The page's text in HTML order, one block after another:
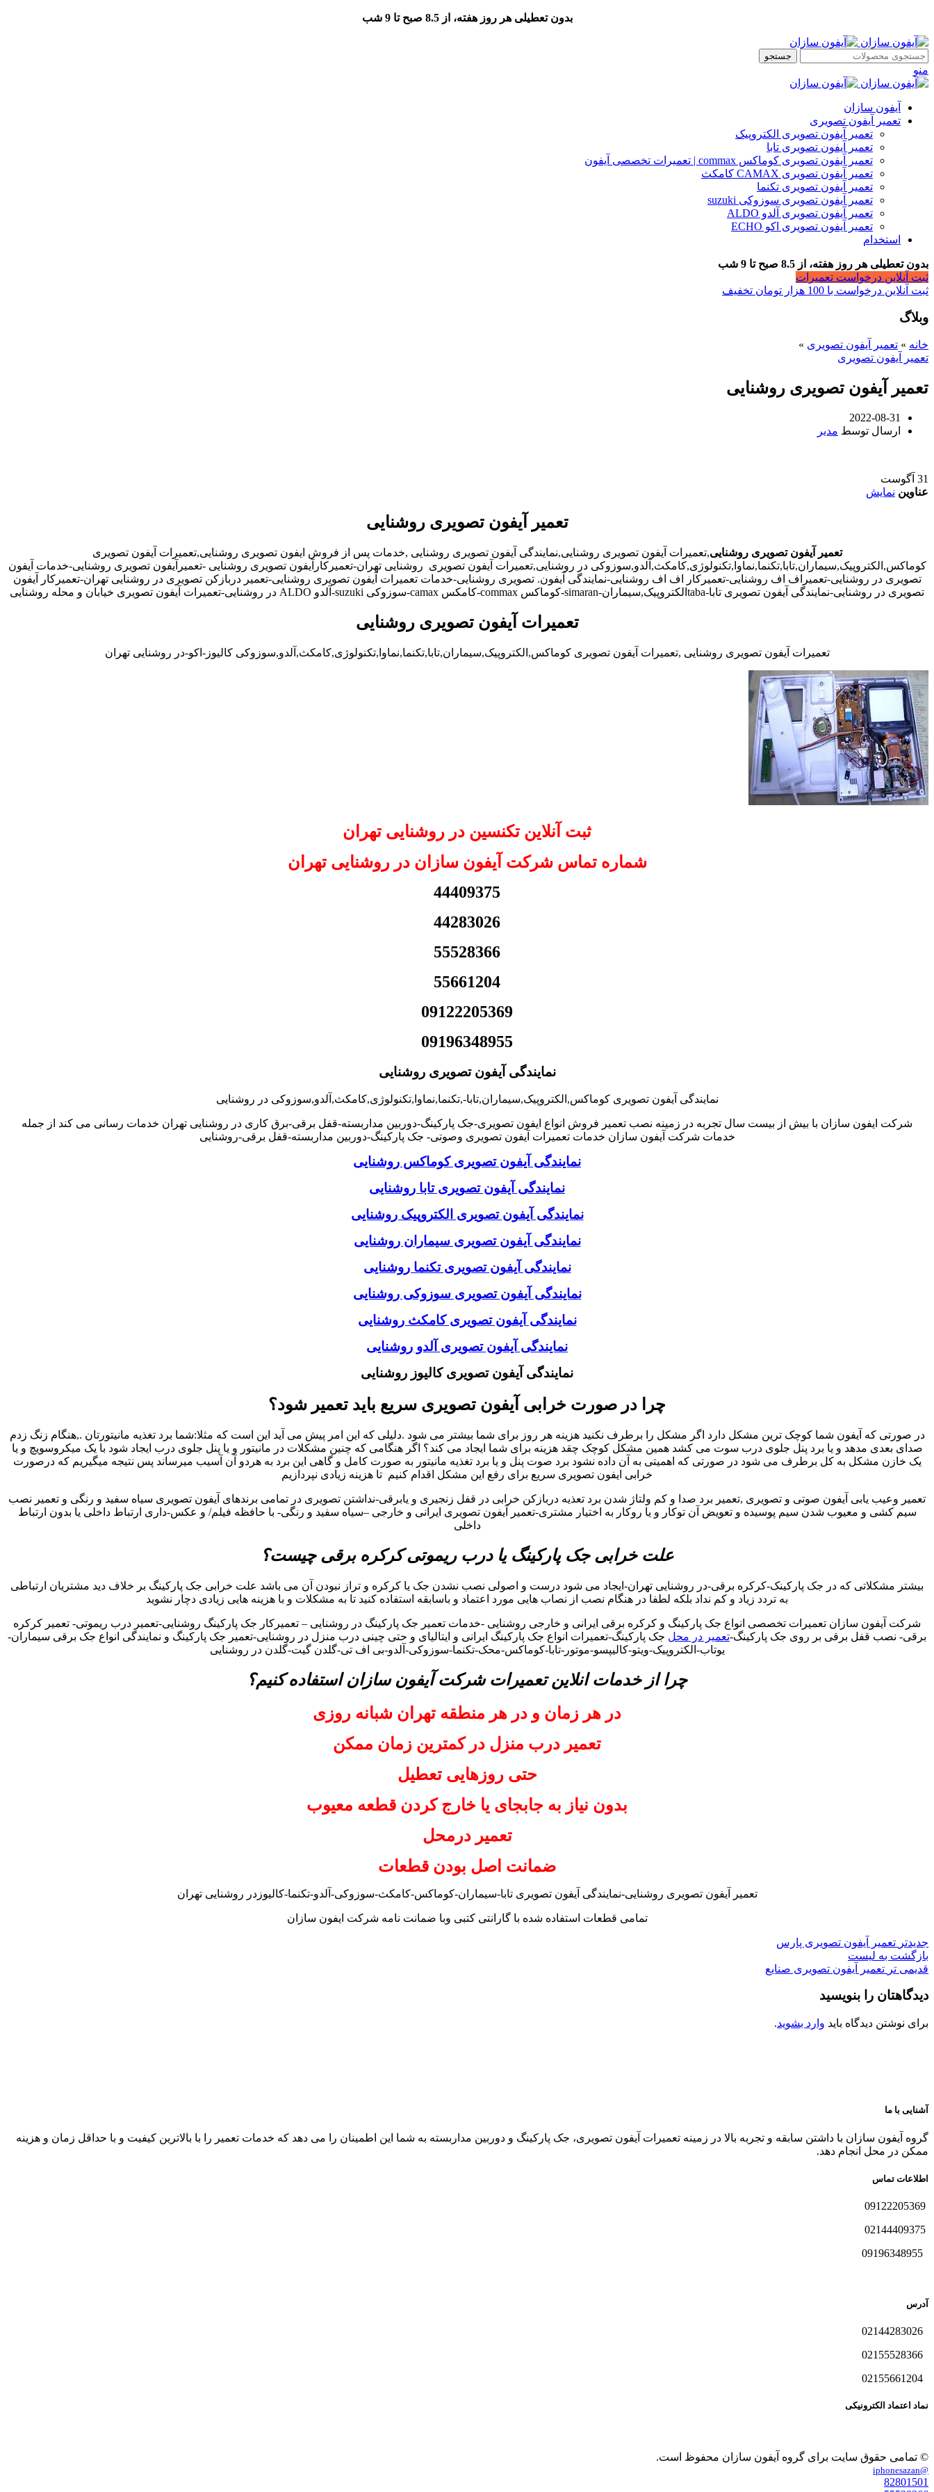
بدون تعطیلی هر روز هفته، از 8.5 صبح تا 9 شب
جستجو
منو
آیفون سازان
تعمیر آیفون تصویری
تعمیر آیفون تصویری الکتروپیک
تعمیر آیفون تصویری تابا
تعمیر آیفون تصویری کوماکس commax | تعمیرات تخصصی آیفون
تعمیر آیفون تصویری CAMAX کامکث
تعمیر آیفون تصویری تکنما
تعمیر آیفون تصویری سوزوکی suzuki
تعمیر آیفون تصویری آلدو ALDO
تعمیر آیفون تصویری اکو ECHO
استخدام
بدون تعطیلی هر روز هفته، از 8.5 صبح تا 9 شب
ثبت آنلاین درخواست تعمیرات
ثبت آنلاین درخواست با 100 هزار تومان تخفیف
وبلاگ
خانه » تعمیر آیفون تصویری »
تعمیر آیفون تصویری
تعمیر آیفون تصویری روشنایی
2022-08-31
ارسال توسط مدیر
31 آگوست
عناوین نمایش
تعمیر آیفون تصویری روشنایی
تعمیر آیفون تصویری روشنایی,تعمیرات آیفون تصویری روشنایی,نمایندگی آیفون تصویری روشنایی ,خدمات پس از فروش ایفون تصویری روشنایی,تعمیرات آیفون تصویری
کوماکس,الکتروپیک,سیماران,تابا,تکنما,نماوا,تکنولوژی,کامکث,آلدو,سوزوکی در روشنایی,تعمیرات آیفون تصویری روشنایی تهران-تعمیرکارآیفون تصویری روشنایی -تعمیرآیفون تصویری روشنایی-خدمات آیفون
تصویری در روشنایی-تعمیراف اف روشنایی-تعمیرکار اف اف روشنایی-نمایندگی آیفون. تصویری روشنایی-خدمات تعمیرات آیفون تصویری روشنایی-تعمیر دربازکن تصویری در روشنایی تهران-تعمیرکار آیفون
تصویری در روشنایی-نمایندگی آیفون تصویری تابا-tabaالکتروپیک,سیماران-simaran-کوماکس commax-کامکس camax-سوزوکی suzuki-آلدو ALDO در روشنایی-تعمیرات آیفون تصویری خیابان و محله روشنایی
تعمیرات آیفون تصویری روشنایی
تعمیرات آیفون تصویری روشنایی ,تعمیرات آیفون تصویری کوماکس,الکتروپیک,سیماران,تابا,تکنما,نماوا,تکنولوژی,کامکث,آلدو,سوزوکی کالیوز-اکو-در روشنایی تهران
ثبت آنلاین تکنسین در روشنایی تهران
شماره تماس شرکت آیفون سازان در روشنایی تهران
44409375
44283026
55528366
55661204
09122205369
09196348955
نمایندگی آیفون تصویری روشنایی
نمایندگی آیفون تصویری کوماکس,الکتروپیک,سیماران,تابا-,تکنما,نماوا,تکنولوژی,کامکث,آلدو,سوزوکی در روشنایی
شرکت ایفون سازان با بیش از بیست سال تجربه در زمینه نصب تعمیر فروش انواع ایفون تصویری-جک پارکینگ-دوربین مداربسته-قفل برقی-برق کاری در روشنایی تهران خدمات رسانی می کند از جمله
خدمات شرکت آیفون سازان خدمات تعمیرات آیفون تصویری وصوتی- جک پارکینگ-دوربین مداربسته-قفل برقی-روشنایی
نمایندگی آیفون تصویری کوماکس روشنایی
نمایندگی آیفون تصویری تابا روشنایی
نمایندگی آیفون تصویری الکتروپیک روشنایی
نمایندگی آیفون تصویری سیماران روشنایی
نمایندگی آیفون تصویری تکنما روشنایی
نمایندگی آیفون تصویری سوزوکی روشنایی
نمایندگی آیفون تصویری کامکث روشنایی
نمایندگی آیفون تصویری آلدو روشنایی
نمایندگی آیفون تصویری کالیوز روشنایی
چرا در صورت خرابی آیفون تصویری سریع باید تعمیر شود؟
در صورتی که آیفون شما کوچک ترین مشکل دارد اگر مشکل را برطرف نکنید هزینه هر روز برای شما بیشتر می شود .دلیلی که این امر پیش می آید این است که مثلا:شما برد تغذیه مانیتورتان .,هنگام زنگ زدم
صدای بعدی مدهد و یا برد پنل جلوی درب سوت می کشد همین مشکل کوچک چقد هزینه برای شما ایجاد می کند؟ اگر هنگامی که چنین مشکلات در مانیتور و یا پنل جلوی درب ایجاد شود با یک میکروسویچ و یا
یک خازن مشکل به کل برطرف می شود در صورتی که اهمیتی به آن داده نشود برد صوت پنل و یا برد تغذیه مانیتور به صورت کامل و گاهی این برد به هردو آن آسیب میرساند پس نتیجه میگیریم که درصورت
خرابی ایفون تصویری سریع برای رفع این مشکل اقدام کنیم تا هزینه زیادی نپردازیم
تعمیر وعیب یابی آیفون صوتی و تصویری ,تعمیر برد صدا و کم ولتاژ شدن برد تعذیه دربازکن خرابی در قفل زنجیری و یابرقی-نداشتن تصویری در تمامی برندهای آیفون تصویری سیاه سفید و رنگی و تعمیر نصب
سیم کشی و معیوب شدن سیم پوسیده و تعویض آن توکار و یا روکار به اختیار مشتری-تعمیر آیفون تصویری ایرانی و خارجی –سیاه سفید و رنگی- با حافظه فیلم/ و عکس-داری ارتباط داخلی یا بدون ارتباط
داخلی
علت خرابی جک پارکینگ یا درب ریموتی کرکره برقی چیست؟
بیشتر مشکلاتی که در جک پارکینک-کرکره برقی-در روشنایی تهران-ایجاد می شود درست و اصولی نصب نشدن جک یا کرکره و تراز نبودن آن می باشد علت خرابی جک پارکینگ بر خلاف دید مشتریان ارتباطی
به تردد زیاد و کم نداد بلکه لطفا در هنگام نصب از نصاب هایی مورد اعتماد و باسابقه استفاده کنید تا به مشکلات و با هزینه هایی زیادی دچار نشوید
شرکت آیفون سازان تعمیرات تخصصی انواع جک پارکینگ و کرکره برقی ایرانی و خارجی روشنایی -خدمات تعمیر جک پارکینگ در روشنایی – تعمیرکار جک پارکینگ روشنایی-تعمیر درب ریموتی- تعمیر کرکره
برقی- نصب قفل برقی بر روی جک پارکینگ-تعمیر در محل جک پارکینگ-تعمیرات انواع جک پارکینگ ایرانی و ایتالیای و حتی چینی درب منزل در روشنایی-تعمیر جک پارکینگ و نمایندگی انواع جک برقی سیماران-
یوتاب-الکتروپیک-ویتو-کالیپسو-موتور-تابا-کوماکس-محک-تکنما-سوزوکی-آلدو-بی اف تی-گلدن گیت-گلدن در روشنایی
چرا از خدمات انلاین تعمیرات شرکت آیفون سازان استفاده کنیم؟
در هر زمان و در هر منطقه تهران شبانه روزی
تعمیر درب منزل در کمترین زمان ممکن
حتی روزهایی تعطیل
بدون نیاز به جابجای یا خارج کردن قطعه معیوب
تعمیر درمحل
ضمانت اصل بودن قطعات
تعمیر آیفون تصویری روشنایی-نمایندگی آیفون تصویری تابا-سیماران-کوماکس-کامکث-سوزوکی-آلدو-تکنما-کالیوزدر روشنایی تهران
تمامی قطعات استفاده شده با گارانتی کتبی وبا ضمانت نامه شرکت ایفون سازان
جدیدتر تعمیر آیفون تصویری پارس
بازگشت به لیست
قدیمی تر تعمیر آیفون تصویری صنایع
دیدگاهتان را بنویسید
برای نوشتن دیدگاه باید وارد بشوید.
آشنایی با ما
گروه آیفون سازان با داشتن سابقه و تجربه بالا در زمینه تعمیرات آیفون تصویری، جک پارکینگ و دوربین مداربسته به شما این اطمینان را می دهد که خدمات تعمیر را با بالاترین کیفیت و با حداقل زمان و هزینه
ممکن در محل انجام دهد.
اطلاعات تماس
آدرس
نماد اعتماد الکترونیکی
© تمامی حقوق سایت برای گروه آیفون سازان محفوظ است.
@iphonesazan
82801501